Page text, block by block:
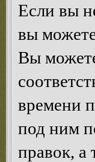
Если вы
вы
Вы
времени
под ним
правок, а